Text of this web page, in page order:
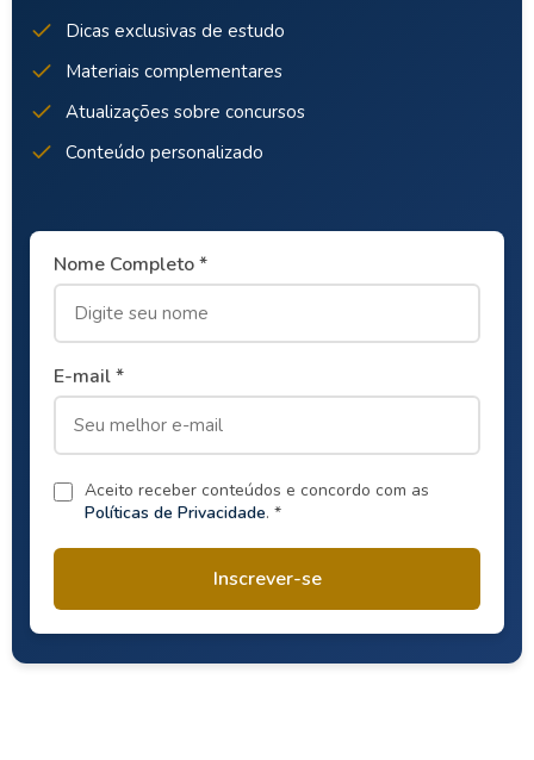
Dicas exclusivas de estudo
Materiais complementares
Atualizações sobre concursos
Conteúdo personalizado
Nome Completo *
E-mail *
Aceito receber conteúdos e concordo com as
Políticas de Privacidade. *
Inscrever-se